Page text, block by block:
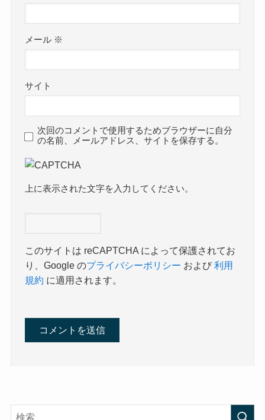
メール ※
サイト
次回のコメントで使用するためブラウザーに自分
の名前、メールアドレス、サイトを保存する。
上に表示された文字を入力してください。
このサイトは reCAPTCHA によって保護されてお
り、Google のプライバシーポリシー および利用
規約 に適用されます。